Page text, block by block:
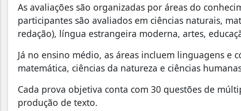
As avaliações são organizadas por áreas do
participantes são avaliados em ciências naturais,
redação), língua estrangeira moderna, artes,
Já no ensino médio, as áreas incluem linguagens e
matemática, ciências da natureza e ciências
Cada prova objetiva conta com 30 questões de
produção de texto.